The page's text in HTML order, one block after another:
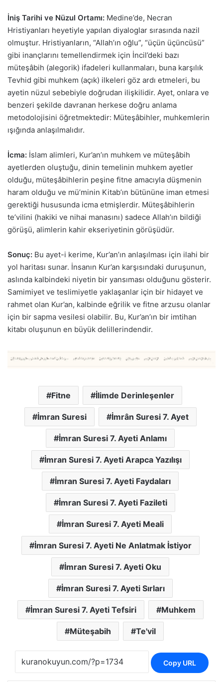
İniş Tarihi ve Nüzul Ortamı: Medine’de, Necran
Hristiyanları heyetiyle yapılan diyaloglar sırasında nazil
olmuştur. Hristiyanların, “Allah’ın oğlu”, “üçün üçüncüsü”
gibi inançlarını temellendirmek için İncil’deki bazı
müteşâbih (alegorik) ifadeleri kullanmaları, buna karşılık
Tevhid gibi muhkem (açık) ilkeleri göz ardı etmeleri, bu
ayetin nüzul sebebiyle doğrudan ilişkilidir. Ayet, onlara ve
benzeri şekilde davranan herkese doğru anlama
metodolojisini öğretmektedir: Müteşâbihler, muhkemlerin
ışığında anlaşılmalıdır.
İcma: İslam alimleri, Kur’an’ın muhkem ve müteşâbih
ayetlerden oluştuğu, dinin temelinin muhkem ayetler
olduğu, müteşâbihlerin peşine fitne amacıyla düşmenin
haram olduğu ve mü’minin Kitab’ın bütününe iman etmesi
gerektiği hususunda icma etmişlerdir. Müteşâbihlerin
te’vilini (hakiki ve nihai manasını) sadece Allah’ın bildiği
görüşü, alimlerin kahir ekseriyetinin görüşüdür.
Sonuç: Bu ayet-i kerime, Kur’an’ın anlaşılması için ilahi bir
yol haritası sunar. İnsanın Kur’an karşısındaki duruşunun,
aslında kalbindeki niyetin bir yansıması olduğunu gösterir.
Samimiyet ve teslimiyetle yaklaşanlar için bir hidayet ve
rahmet olan Kur’an, kalbinde eğrilik ve fitne arzusu olanlar
için bir sapma vesilesi olabilir. Bu, Kur’an’ın bir imtihan
kitabı oluşunun en büyük delillerindendir.
Fitne İlimde Derinleşenler
İmran Suresi İmrân Suresi 7. Ayet
İmran Suresi 7. Ayeti Anlamı
İmran Suresi 7. Ayeti Arapca Yazılışı
İmran Suresi 7. Ayeti Faydaları
İmran Suresi 7. Ayeti Fazileti
İmran Suresi 7. Ayeti Meali
İmran Suresi 7. Ayeti Ne Anlatmak İstiyor
İmran Suresi 7. Ayeti Oku
İmran Suresi 7. Ayeti Sırları
İmran Suresi 7. Ayeti Tefsiri Muhkem
Müteşabih Te'vil
Copy URL